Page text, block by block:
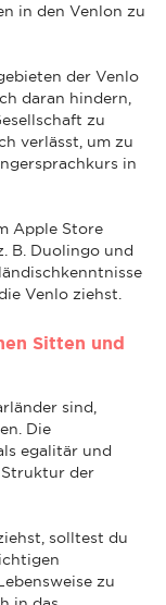
in den Venlon zu
der Venlo
daran hindern,
zu
verlässt, um zu
in
Apple Store
B. Duolingo und
Venlo ziehst.
Sitten und
sind,
Die
egalitär und
der
solltest du
zu